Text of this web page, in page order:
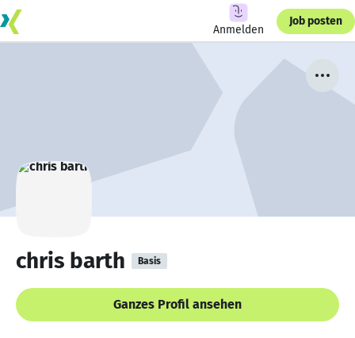
Anmelden
Job posten
chris barth Basis
Ganzes Profil ansehen